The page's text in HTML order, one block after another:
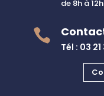
de 8h à

Tél : 03